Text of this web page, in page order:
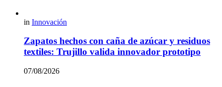
in Innovación
Zapatos hechos con caña de azúcar y residuos
textiles: Trujillo valida innovador prototipo
07/08/2026